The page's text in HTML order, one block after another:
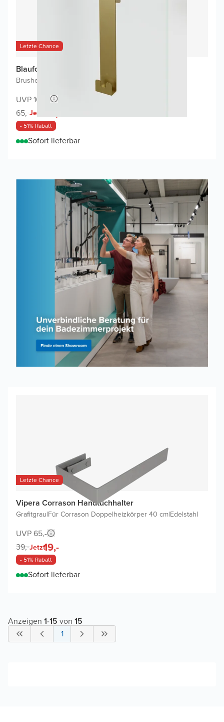
Letzte Chance
Blaufoss Gulio Handtuchhaken
Brushed Gold Edelstahl
UVP 109,-
65,-Jetzt
- 51% Rabatt
Sofort lieferbar
Letzte Chance
Vipera Corrason Handtuchhalter
Grafitgrau|Für Corrason Doppelheizkörper 40 cm|Edelstahl
UVP 65,-
39,-Jetzt19,-
- 51% Rabatt
Sofort lieferbar
Anzeigen 1-15 von 15
1